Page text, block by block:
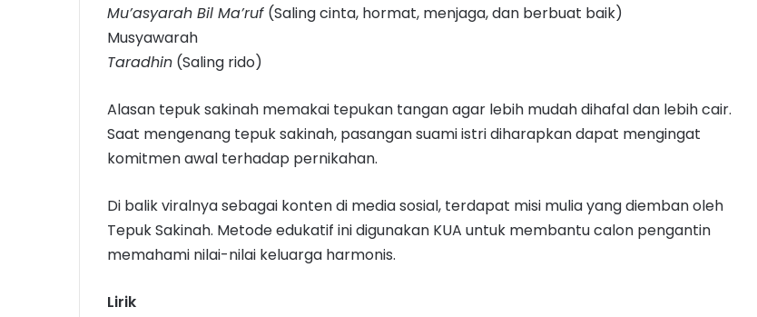
Mu’asyarah Bil Ma’ruf (Saling cinta, hormat, menjaga, dan berbuat baik)
Musyawarah
Taradhin (Saling rido)
Alasan tepuk sakinah memakai tepukan tangan agar lebih mudah dihafal dan lebih cair.
Saat mengenang tepuk sakinah, pasangan suami istri diharapkan dapat mengingat
komitmen awal terhadap pernikahan.
Di balik viralnya sebagai konten di media sosial, terdapat misi mulia yang diemban oleh
Tepuk Sakinah. Metode edukatif ini digunakan KUA untuk membantu calon pengantin
memahami nilai-nilai keluarga harmonis.
Lirik